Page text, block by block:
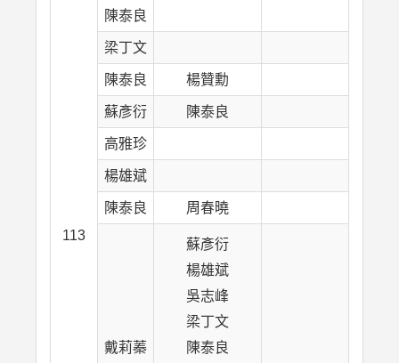
113
陳泰良
梁丁文
陳泰良 楊贊勳
蘇彥衍 陳泰良
高雅珍
楊雄斌
陳泰良 周春曉
戴莉蓁
蘇彥衍
楊雄斌
吳志峰
梁丁文
陳泰良